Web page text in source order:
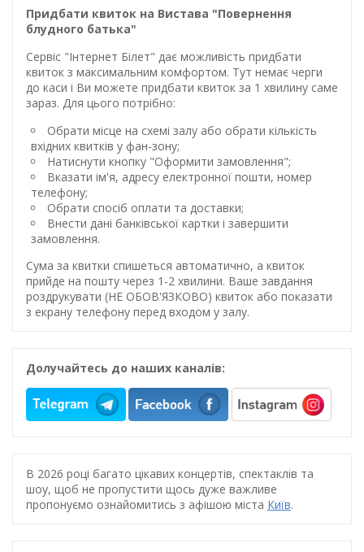
Придбати квиток на Вистава "Повернення
блудного батька"
Сервіс "Інтернет Білет" дає можливість придбати
квиток з максимальним комфортом. Тут немає черги
до каси і Ви можете придбати квиток за 1 хвилину саме
зараз. Для цього потрібно:
Обрати місце на схемі залу або обрати кількість
вхідних квитків у фан-зону;
Натиснути кнопку "Оформити замовлення";
Вказати ім'я, адресу електронної пошти, номер
телефону;
Обрати спосіб оплати та доставки;
Внести дані банківської картки і завершити
замовлення.
Сума за квитки спишеться автоматично, а квиток
прийде на пошту через 1-2 хвилини. Ваше завдання
роздрукувати (НЕ ОБОВ'ЯЗКОВО) квиток або показати
з екрану телефону перед входом у залу.
Долучайтесь до наших каналів:
В 2026 році багато цікавих концертів, спектаклів та
шоу, щоб не пропустити щось дуже важливе
пропонуємо ознайомитись з афішою міста Київ.